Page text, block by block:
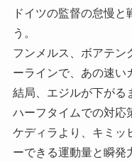
ドイツの監督の怠慢
う。
フンメルス、ボアテン
ーラインで、あの速い
結局、エジルが下がる
ハーフタイムでの対応
ケディラより、キミッ
ーできる運動量と瞬発